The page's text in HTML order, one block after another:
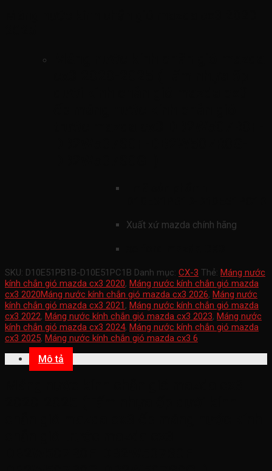
Xuất xứ mazda chính hãng
SKU: D10E51PB1B-D10E51PC1B Danh mục: CX-3 Thẻ: Máng nước
kính chắn gió mazda cx3 2020, Máng nước kính chắn gió mazda
cx3 2020Máng nước kính chắn gió mazda cx3 2026, Máng nước
kính chắn gió mazda cx3 2021 , Máng nước kính chắn gió mazda
cx3 2022, Máng nước kính chắn gió mazda cx3 2023, Máng nước
kính chắn gió mazda cx3 2024, Máng nước kính chắn gió mazda
cx3 2025, Máng nước kính chắn gió mazda cx3 6
Mô tả